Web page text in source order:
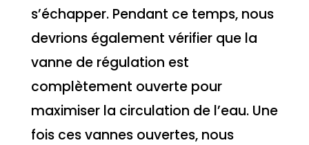
s’échapper. Pendant ce temps, nous
devrions également vérifier que la
vanne de régulation est
complètement ouverte pour
maximiser la circulation de l’eau. Une
fois ces vannes ouvertes, nous